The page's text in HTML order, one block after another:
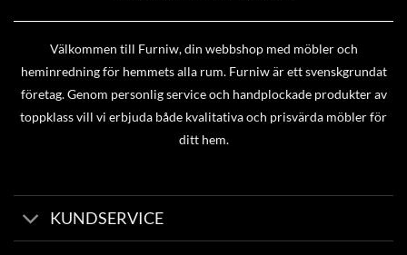
Välkommen till Furniw, din webbshop med möbler och
heminredning för hemmets alla rum. Furniw är ett svenskgrundat
företag. Genom personlig service och handplockade produkter av
toppklass vill vi erbjuda både kvalitativa och prisvärda möbler för
ditt hem.
KUNDSERVICE